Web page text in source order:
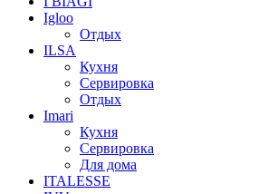
Igloo
Отдых
ILSA
Кухня
Сервировка
Отдых
Imari
Кухня
Сервировка
Для дома
ITALESSE